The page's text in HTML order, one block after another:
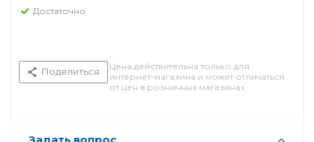
Достаточно
Поделиться
Цена действительна только для
интернет-магазина и может отличаться
от цен в розничных магазинах